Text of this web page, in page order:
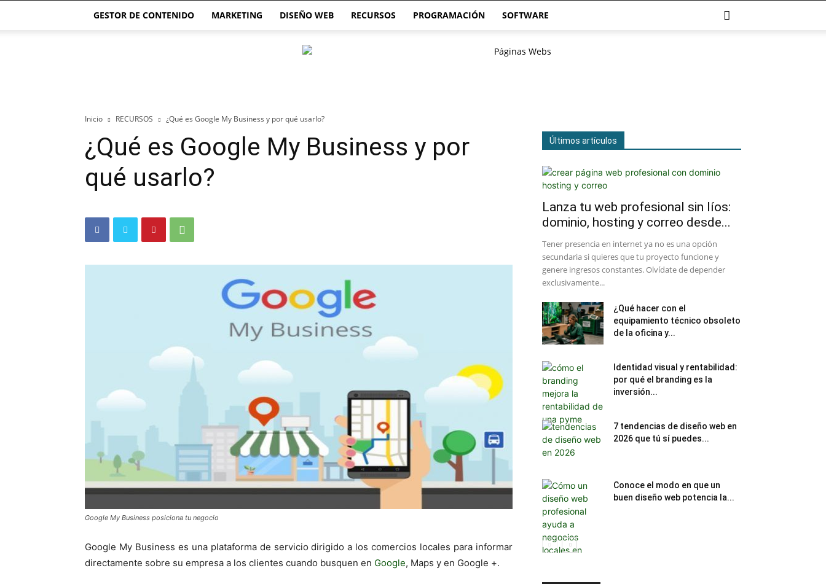
GESTOR DE CONTENIDO MARKETING DISEÑO WEB RECURSOS PROGRAMACIÓN SOFTWARE
Webs
Inicio RECURSOS ¿Qué es Google My Business y por qué usarlo?
¿Qué es Google My Business y por
qué usarlo?
Google My Business posiciona tu negocio
Google My Business es una plataforma de servicio dirigido a los comercios locales para informar
directamente sobre su empresa a los clientes cuando busquen en Google, Maps y en Google +.
Últimos artículos
Lanza tu web profesional sin líos:
dominio, hosting y correo desde...
​Tener presencia en internet ya no es una opción
secundaria si quieres que tu proyecto funcione y
genere ingresos constantes. Olvídate de depender
exclusivamente...
¿Qué hacer con el
equipamiento técnico obsoleto
de la oficina y...
Identidad visual y rentabilidad:
por qué el branding es la
inversión...
7 tendencias de diseño web en
2026 que tú sí puedes...
Conoce el modo en que un
buen diseño web potencia la...